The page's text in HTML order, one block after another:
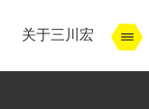
关于三川宏